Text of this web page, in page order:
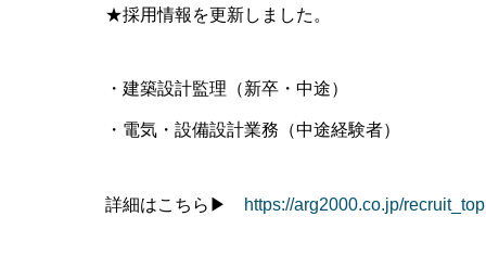
★採用情報を更新しました。
・建築設計監理（新卒・中途）
・電気・設備設計業務（中途経験者）
詳細はこちら▶ https://arg2000.co.jp/recruit_top